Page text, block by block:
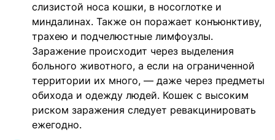
слизистой носа кошки, в носоглотке и
миндалинах. Также он поражает конъюнктиву,
трахею и подчелюстные лимфоузлы.
Заражение происходит через выделения
больного животного, а если на ограниченной
территории их много, — даже через предметы
обихода и одежду людей. Кошек с высоким
риском заражения следует ревакцинировать
ежегодно.